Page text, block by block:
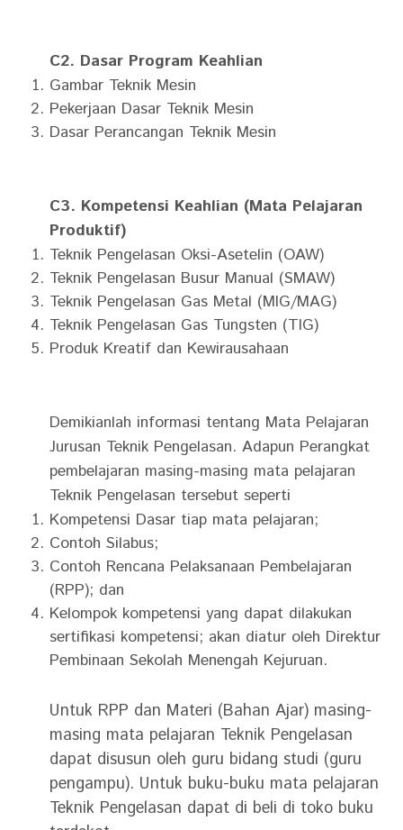
C2. Dasar Program Keahlian
Gambar Teknik Mesin
Pekerjaan Dasar Teknik Mesin
Dasar Perancangan Teknik Mesin
C3. Kompetensi Keahlian (Mata Pelajaran
Produktif)
Teknik Pengelasan Oksi-Asetelin (OAW)
Teknik Pengelasan Busur Manual (SMAW)
Teknik Pengelasan Gas Metal (MIG/MAG)
Teknik Pengelasan Gas Tungsten (TIG)
Produk Kreatif dan Kewirausahaan
Demikianlah informasi tentang Mata Pelajaran
Jurusan Teknik Pengelasan. Adapun Perangkat
pembelajaran masing-masing mata pelajaran
Teknik Pengelasan tersebut seperti
Kompetensi Dasar tiap mata pelajaran;
Contoh Silabus;
Contoh Rencana Pelaksanaan Pembelajaran
(RPP); dan
Kelompok kompetensi yang dapat dilakukan
sertifikasi kompetensi; akan diatur oleh Direktur
Pembinaan Sekolah Menengah Kejuruan.
Untuk RPP dan Materi (Bahan Ajar) masing-
masing mata pelajaran Teknik Pengelasan
dapat disusun oleh guru bidang studi (guru
pengampu). Untuk buku-buku mata pelajaran
Teknik Pengelasan dapat di beli di toko buku